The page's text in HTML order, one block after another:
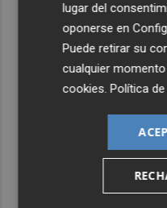
lugar del
oponerse en
Puede retirar su
cualquier
cookies.Política